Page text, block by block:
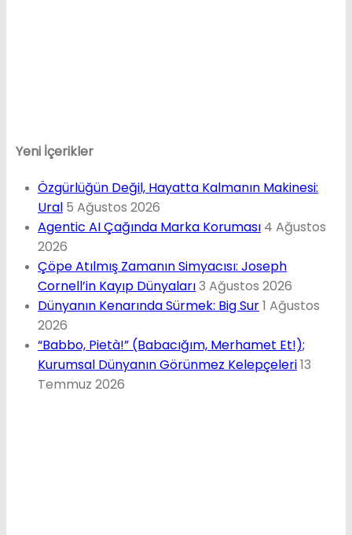
Yeni İçerikler
Özgürlüğün Değil, Hayatta Kalmanın Makinesi:
Ural 5 Ağustos 2026
Agentic AI Çağında Marka Koruması 4 Ağustos
2026
Çöpe Atılmış Zamanın Simyacısı: Joseph
Cornell’in Kayıp Dünyaları3 Ağustos 2026
Dünyanın Kenarında Sürmek: Big Sur1 Ağustos
2026
“Babbo, Pietà!” (Babacığım, Merhamet Et!);
Kurumsal Dünyanın Görünmez Kelepçeleri13
Temmuz 2026